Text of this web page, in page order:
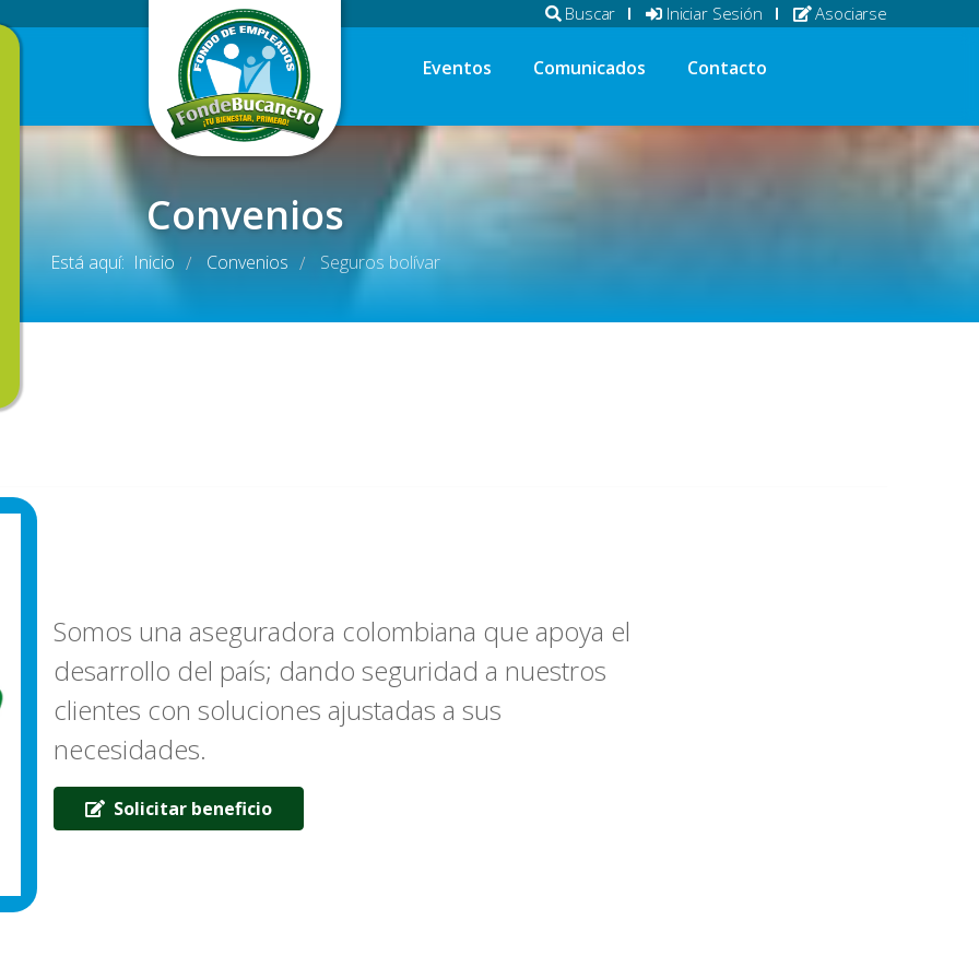
Buscar Iniciar Sesión Asociarse
Eventos Comunicados Contacto
Convenios
Está aquí: Inicio / Convenios / Seguros bolívar
Somos una aseguradora colombiana que apoya el
desarrollo del país; dando seguridad a nuestros
clientes con soluciones ajustadas a sus
necesidades.
Solicitar beneficio